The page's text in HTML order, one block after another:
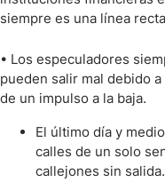
siempre es una línea
• Los especuladores
pueden salir mal debido
de un impulso a la baja.
El último día y
calles de un solo
callejones sin salida.